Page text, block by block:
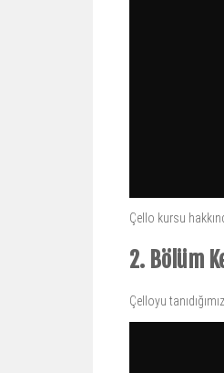
Çello kursu
2. Bölüm
Çelloyu